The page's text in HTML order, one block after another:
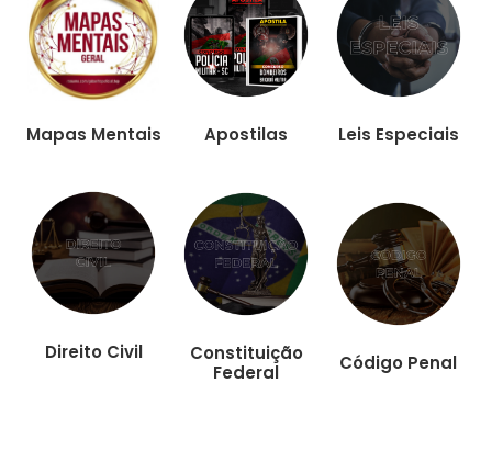
Mapas Mentais Apostilas Leis Especiais
Direito Civil
Constituição
Federal
Código Penal